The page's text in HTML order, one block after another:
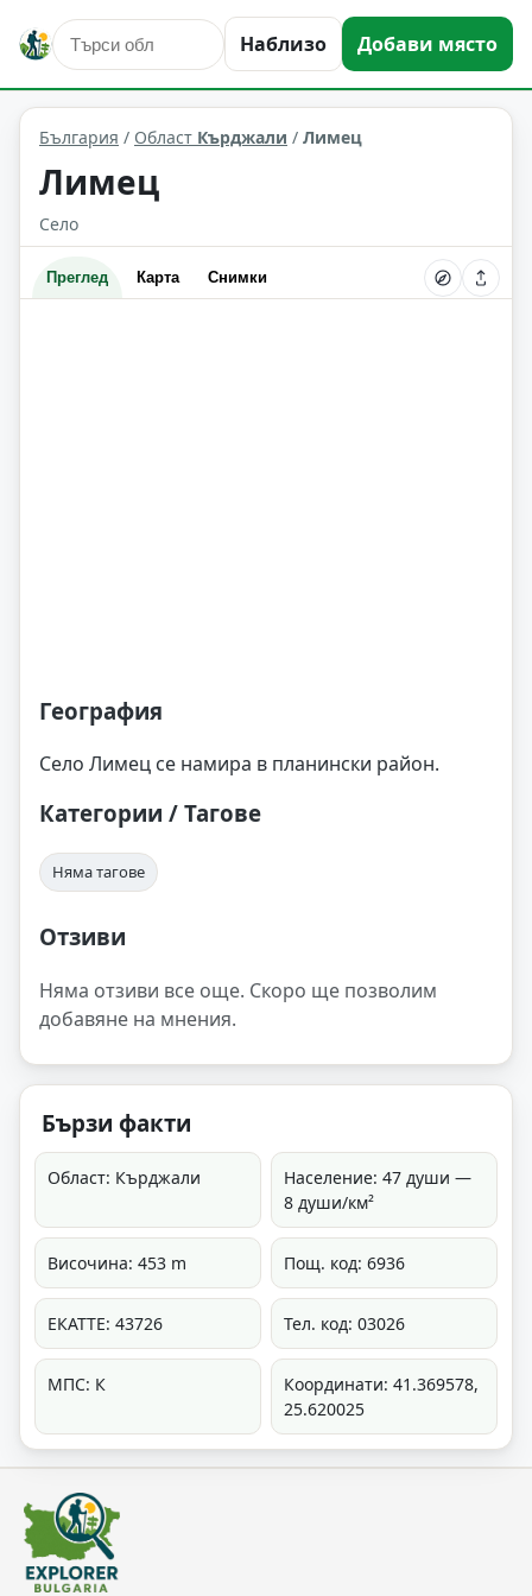
Наблизо Добави място
Лимец Област: Кърджали
България / Област Кърджали / Лимец
Лимец
Село
Преглед Карта Снимки
География
Село Лимец се намира в планински район.
Категории / Тагове
Няма тагове
Отзиви
Няма отзиви все още. Скоро ще позволим
добавяне на мнения.
Бързи факти
Област: Кърджали
Население: 47 души —
8 души/км²
Височина: 453 m Пощ. код: 6936
ЕКАТТЕ: 43726 Тел. код: 03026
МПС: К
Координати: 41.369578,
25.620025